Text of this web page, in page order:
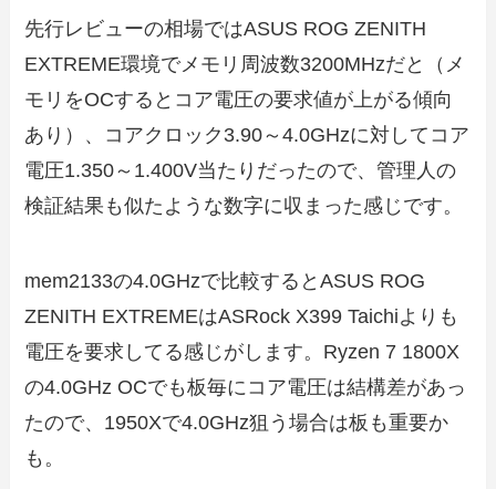
先行レビューの相場ではASUS ROG ZENITH
EXTREME環境でメモリ周波数3200MHzだと（メ
モリをOCするとコア電圧の要求値が上がる傾向
あり）、コアクロック3.90～4.0GHzに対してコア
電圧1.350～1.400V当たりだったので、管理人の
検証結果も似たような数字に収まった感じです。
mem2133の4.0GHzで比較するとASUS ROG
ZENITH EXTREMEはASRock X399 Taichiよりも
電圧を要求してる感じがします。Ryzen 7 1800X
の4.0GHz OCでも板毎にコア電圧は結構差があっ
たので、1950Xで4.0GHz狙う場合は板も重要か
も。